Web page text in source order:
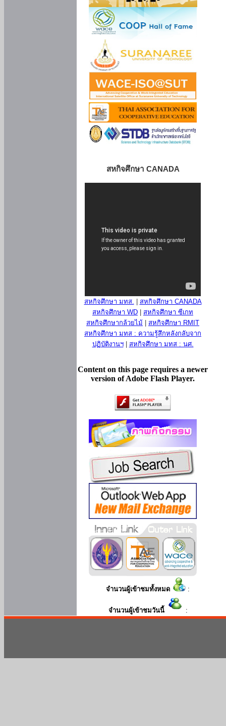
สหกิจศึกษา CANADA
สหกิจศึกษา มทส.
สหกิจศึกษา CANADA
สหกิจศึกษา WD
สหกิจศึกษา ซีเกท
สหกิจศึกษากล้วยไม้
สหกิจศึกษา RMIT
สหกิจศึกษา มทส : ความรู้สึกหลังกลับจาก
ปฏิบัติงานฯ| สหกิจศึกษา มทส : นศ.
Content on this page requires a newer
version of Adobe Flash Player.
จำนวนผู้เข้าชมทั้งหมด :
จำนวนผู้เข้าชมวันนี้ :